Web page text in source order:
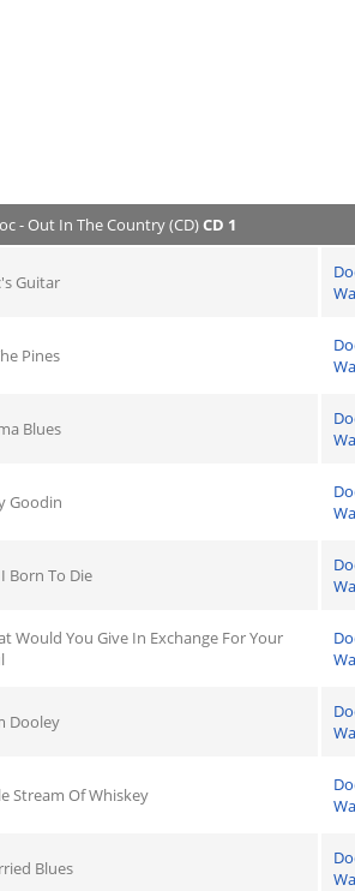
- Out In The Country (CD)CD 1
Guitar
Pines
Blues
Goodin
Born To Die
Would You Give In Exchange For Your
Dooley
Stream Of Whiskey
Blues